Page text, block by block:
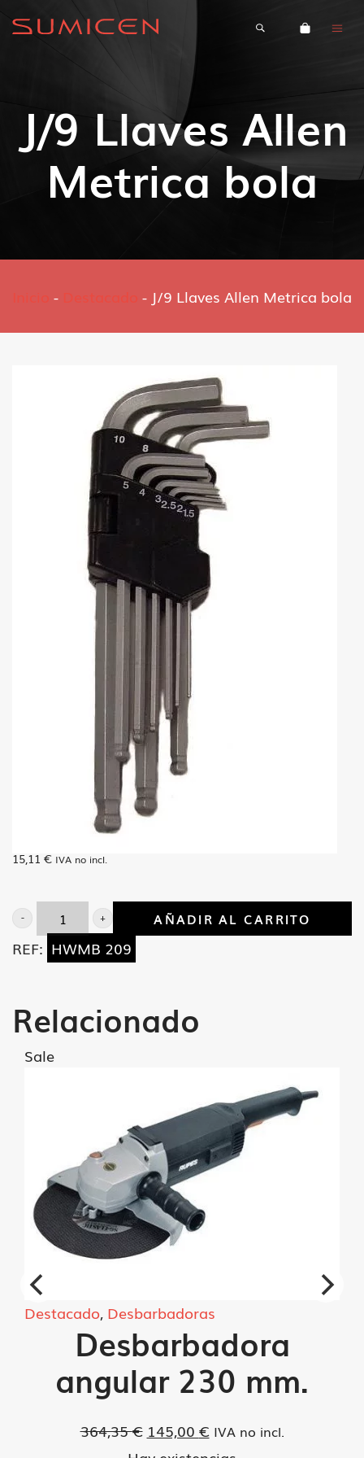
J/9 Llaves Allen
Metrica bola
- - J/9 Llaves Allen Metrica bola
15,11 € IVA no incl.
J/9
Llaves
bola
cantidad
AÑADIR AL CARRITO
REF: HWMB 209
Relacionado
Sale
Destacado, Desbarbadoras
Desbarbadora
angular 230 mm.
364,35€ El
precio
145,00 €El
precio
IVA no incl.